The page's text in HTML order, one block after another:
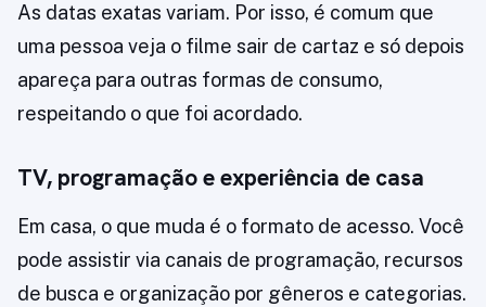
As datas exatas variam. Por isso, é comum que
uma pessoa veja o filme sair de cartaz e só depois
apareça para outras formas de consumo,
respeitando o que foi acordado.
TV, programação e experiência de casa
Em casa, o que muda é o formato de acesso. Você
pode assistir via canais de programação, recursos
de busca e organização por gêneros e categorias.